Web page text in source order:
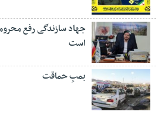
جهاد سازندگی رفع
است
بمبِ حماقت